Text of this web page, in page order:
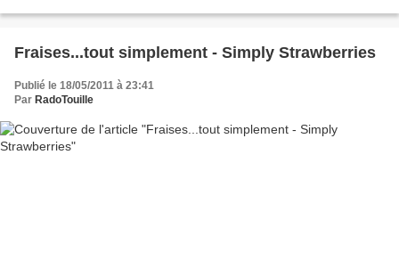
Fraises...tout simplement - Simply Strawberries
Publié le 18/05/2011 à 23:41
Par RadoTouille